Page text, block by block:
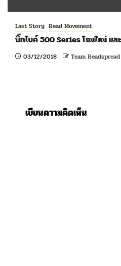
Last Story Read Movement
บิ๊กไบค์ 500 Series โฉมใหม่ แล
03/12/2018 Team Readspread
เขียนความคิดเห็น